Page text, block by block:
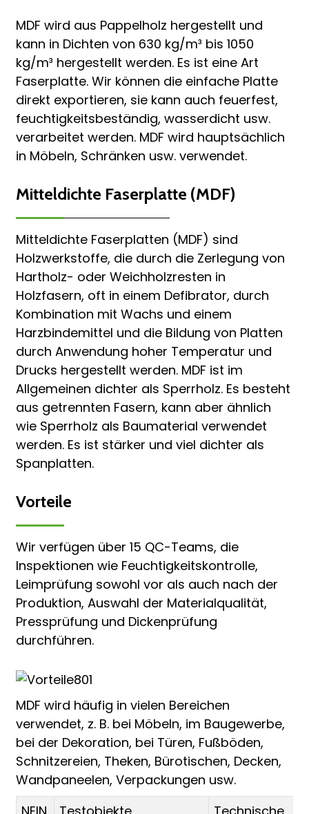
MDF wird aus Pappelholz hergestellt und
kann in Dichten von 630 kg/m³ bis 1050
kg/m³ hergestellt werden. Es ist eine Art
Faserplatte. Wir können die einfache Platte
direkt exportieren, sie kann auch feuerfest,
feuchtigkeitsbeständig, wasserdicht usw.
verarbeitet werden. MDF wird hauptsächlich
in Möbeln, Schränken usw. verwendet.
Mitteldichte Faserplatte (MDF)
Mitteldichte Faserplatten (MDF) sind
Holzwerkstoffe, die durch die Zerlegung von
Hartholz- oder Weichholzresten in
Holzfasern, oft in einem Defibrator, durch
Kombination mit Wachs und einem
Harzbindemittel und die Bildung von Platten
durch Anwendung hoher Temperatur und
Drucks hergestellt werden. MDF ist im
Allgemeinen dichter als Sperrholz. Es besteht
aus getrennten Fasern, kann aber ähnlich
wie Sperrholz als Baumaterial verwendet
werden. Es ist stärker und viel dichter als
Spanplatten.
Vorteile
Wir verfügen über 15 QC-Teams, die
Inspektionen wie Feuchtigkeitskontrolle,
Leimprüfung sowohl vor als auch nach der
Produktion, Auswahl der Materialqualität,
Pressprüfung und Dickenprüfung
durchführen.
MDF wird häufig in vielen Bereichen
verwendet, z. B. bei Möbeln, im Baugewerbe,
bei der Dekoration, bei Türen, Fußböden,
Schnitzereien, Theken, Bürotischen, Decken,
Wandpaneelen, Verpackungen usw.